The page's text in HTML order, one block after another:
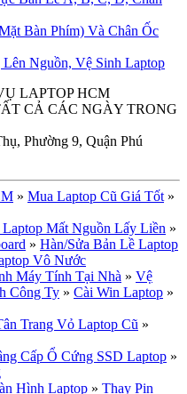
Bàn Phím) Và Chân Ốc
Nguồn, Vệ Sinh Laptop
LAPTOP HCM
CẢ CÁC NGÀY TRONG
Phường 9, Quận Phú
» Mua Laptop Cũ Giá Tốt »
Laptop Mất Nguồn Lấy Liền »
» Hàn/Sửa Bản Lề Laptop
Vô Nước
Máy Tính Tại Nhà » Vệ
Công Ty » Cài Win Laptop »
Trang Vỏ Laptop Cũ »
Cấp Ổ Cứng SSD Laptop »
Hình Laptop » Thay Pin